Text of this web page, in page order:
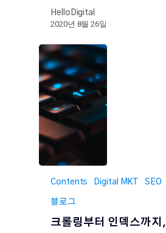
HelloDigital
2020년 8월 26일
Contents Digital MKT SEO
블로그
크롤링부터 인덱스까지,